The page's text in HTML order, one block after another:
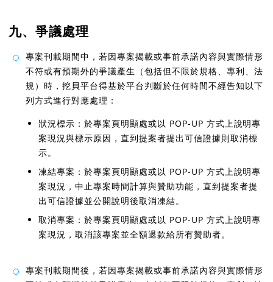
九、爭議處理
專案刊載期間中，若因專案揭載或事前承諾內容與實際情形
不符或有預期外的爭議產生（包括但不限於規格、專利、法
規）時，挖貝平台得基於平台判斷於任何時間不經告知以下
列方式進行對應處理：
狀況標示：於專案頁明顯處或以 POP-UP 方式上說明專
案現況與標示原因，直到提案者提出可信證據則取消標
示。
凍結專案：於專案頁明顯處或以 POP-UP 方式上說明專
案現況，中止專案時間計算與贊助功能，直到提案者提
出可信證據並公開說明後取消凍結。
取消專案：於專案頁明顯處或以 POP-UP 方式上說明專
案現況，取消該專案並全額退款給所有贊助者。
專案刊載期間後，若因專案揭載或事前承諾內容與實際情形